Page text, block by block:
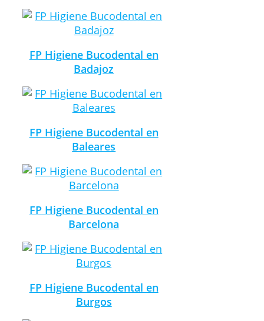
FP Higiene Bucodental en
Badajoz
FP Higiene Bucodental en
Baleares
FP Higiene Bucodental en
Barcelona
FP Higiene Bucodental en
Burgos